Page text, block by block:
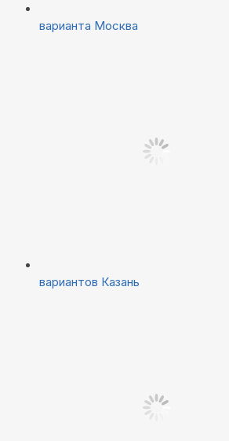
варианта Москва
вариантов Казань